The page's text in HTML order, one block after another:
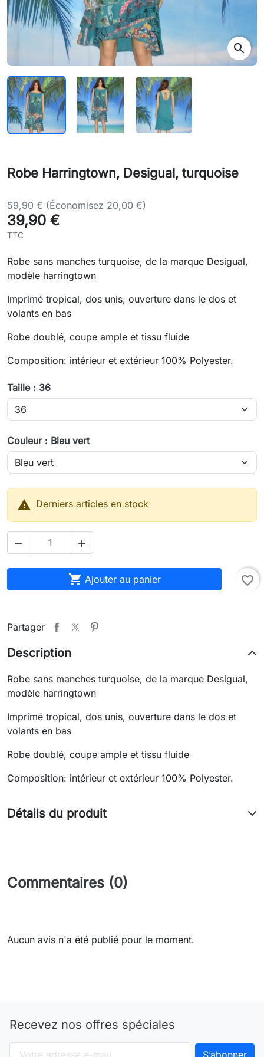
search
Robe Harringtown, Desigual, turquoise
59,90 € (Économisez 20,00 €)
39,90 €
TTC
Robe sans manches turquoise, de la marque Desigual,
modèle harringtown
Imprimé tropical, dos unis, ouverture dans le dos et
volants en bas
Robe doublé, coupe ample et tissu fluide
Composition: intérieur et extérieur 100% Polyester.
Taille : 36
Couleur : Bleu vert
 Derniers articles en stock
 
 Ajouter au panier favorite_border
Partager
Description
Robe sans manches turquoise, de la marque Desigual,
modèle harringtown
Imprimé tropical, dos unis, ouverture dans le dos et
volants en bas
Robe doublé, coupe ample et tissu fluide
Composition: intérieur et extérieur 100% Polyester.
Détails du produit
Commentaires (0)
Aucun avis n'a été publié pour le moment.
Recevez nos offres spéciales